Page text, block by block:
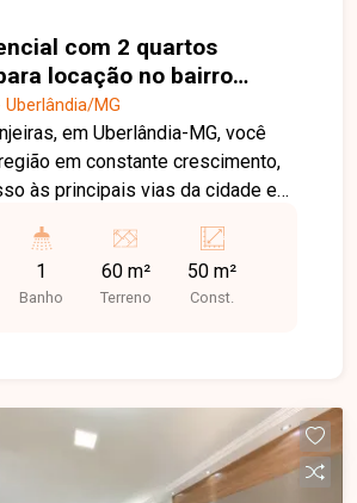
com 2 quartos
locação no bairro
Uberlândia-MG
Uberlândia/MG
em Uberlândia-MG, você
em constante crescimento,
às principais vias da cidade e
comércios, oferecendo
de vida. Casa disponível
por sala, 2 quartos,
e praticidade no dia a dia. O
vaga de garagem, sendo ideal
necessita de estacionamento ou
1
Banho
60 m²
Terreno
50 m²
Const.